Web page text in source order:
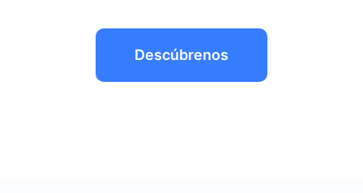
Descúbrenos